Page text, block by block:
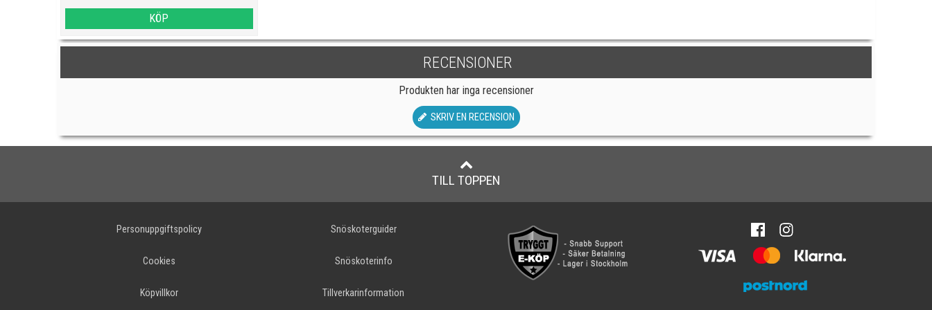
KÖP
RECENSIONER
Produkten har inga recensioner
SKRIV EN RECENSION
TILL TOPPEN
Personuppgiftspolicy
Cookies
Köpvillkor
Snöskoterguider
Snöskoterinfo
Tillverkarinformation